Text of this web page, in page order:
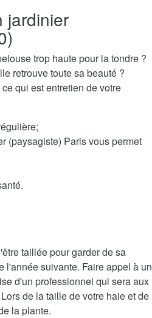
jardinier
trop haute pour la tondre ?
retrouve toute sa beauté ?
qui est entretien de votre
(paysagiste) Paris vous permet
taillée pour garder de sa
l'année suivante. Faire appel à un
d'un professionnel qui sera aux
de la taille de votre haie et de
la plante.